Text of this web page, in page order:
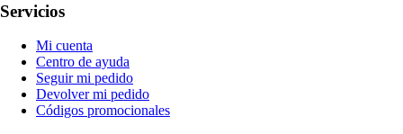
Servicios
Mi cuenta
Centro de ayuda
Seguir mi pedido
Devolver mi pedido
Códigos promocionales